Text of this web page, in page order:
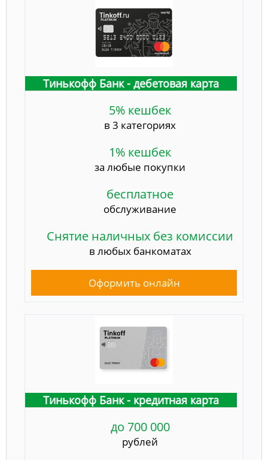
Тинькофф Банк - дебетовая карта
5% кешбек
в 3 категориях
1% кешбек
за любые покупки
бесплатное
обслуживание
Снятие наличных без комиссии
в любых банкоматах
Оформить онлайн
Тинькофф Банк - кредитная карта
до 700 000
рублей